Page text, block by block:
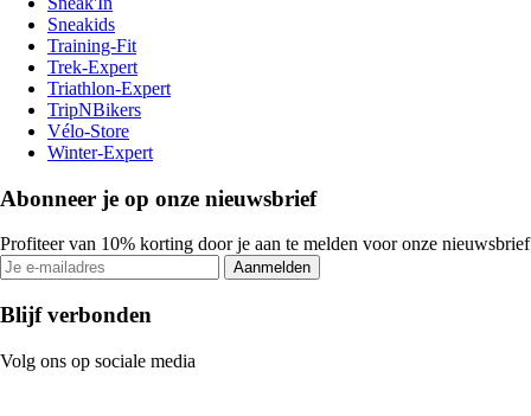
Sneakids
Training-Fit
Trek-Expert
Triathlon-Expert
TripNBikers
Vélo-Store
Winter-Expert
Abonneer je op onze nieuwsbrief
Profiteer van 10% korting door je aan te melden voor onze nieuwsbrief
Aanmelden
Blijf verbonden
Volg ons op sociale media